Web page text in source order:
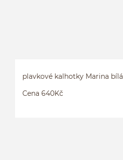
plavkové kalhotky Marina bílá
Cena 640Kč